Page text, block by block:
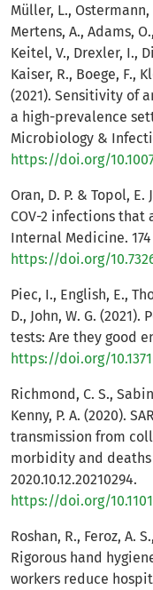
Müller, L., Ostermann,
Mertens, A., Adams,
Keitel, V., Drexler, I.,
Kaiser, R., Boege, F.,
(2021). Sensitivity of
a high-prevalence
Microbiology &
https://doi.org/
Oran, D. P. & Topol,
COV-2 infections
Internal Medicine. 174
https://doi.org/
Piec, I., English, E.,
D., John, W. G. (2021).
tests: Are they good
https://doi.org/
Richmond, C. S.,
Kenny, P. A. (2020).
transmission from
morbidity and
2020.10.12.20210294.
https://doi.org/
Roshan, R., Feroz, A.
Rigorous hand
workers reduce